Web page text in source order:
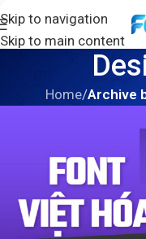
Skip to navigation
Skip to main content
Home/Archive